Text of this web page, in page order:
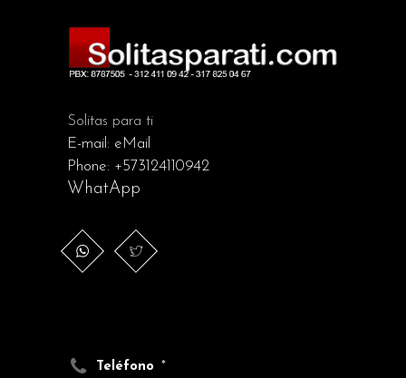
Solitas para ti
E-mail: eMail
Phone: +573124110942
WhatApp
Teléfono *